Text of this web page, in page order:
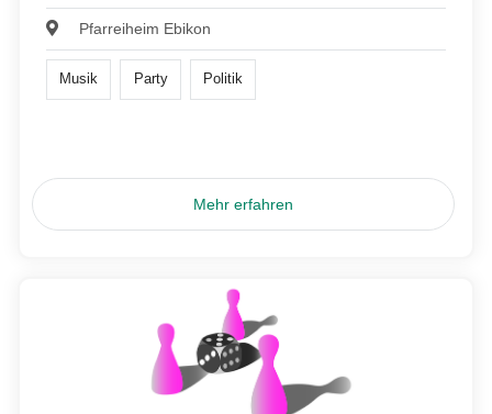
Pfarreiheim Ebikon
Musik Party Politik
Mehr erfahren